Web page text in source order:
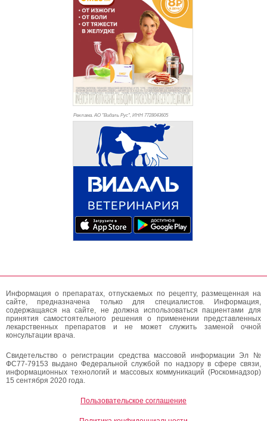
Реклама. АО "Видаль Рус", ИНН 7728043605
Информация о препаратах, отпускаемых по рецепту, размещенная на
сайте, предназначена только для специалистов. Информация,
содержащаяся на сайте, не должна использоваться пациентами для
принятия самостоятельного решения о применении представленных
лекарственных препаратов и не может служить заменой очной
консультации врача.
Свидетельство о регистрации средства массовой информации Эл №
ФС77-79153 выдано Федеральной службой по надзору в сфере связи,
информационных технологий и массовых коммуникаций (Роскомнадзор)
15 сентября 2020 года.
Пользовательское соглашение